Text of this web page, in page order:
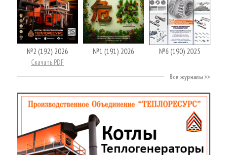
№2 (192) 2026
Скачать PDF
№1 (191) 2026 №6 (190) 2025
Все журналы